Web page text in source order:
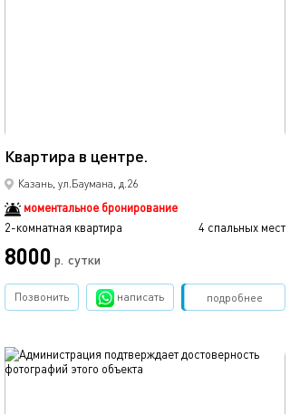
Квартира в центре.
Казань, ул.Баумана, д.26
моментальное бронирование
2-комнатная квартира
4 спальных мест
8000 р. сутки
подробнее
Позвонить написать Забронировать
обновлено 02.06.2023